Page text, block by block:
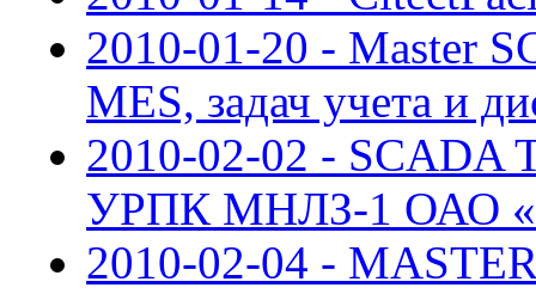
2010-01-20 - Master
MES, задач учета и
2010-02-02 -
УРПК МНЛЗ-1 ОАО
2010-02-04 -